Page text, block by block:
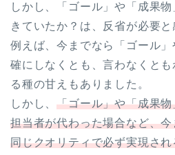
しかし、「ゴール」や「成果
きていたか？は、反省が必要と
例えば、今までなら「ゴール
確にしなくとも、言わなくと
る種の甘えもありました。
しかし、「ゴール」や「成果
担当者が代わった場合など、
同じクオリティで必ず実現さ